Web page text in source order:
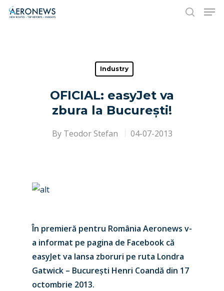
Hit enter to search or ESC to close
Industry
OFICIAL: easyJet va
zbura la București!
By Teodor Stefan 04-07-2013
În premieră pentru România Aeronews v-
a informat pe pagina de Facebook că
easyJet va lansa zboruri pe ruta Londra
Gatwick – București Henri Coandă din 17
octombrie 2013.